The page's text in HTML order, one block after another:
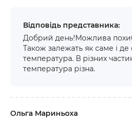
Відповідь представника:
Добрий день!Можлива
Також залежать як саме і
температура. В різних
температура різна.
Ольга Мариньоха